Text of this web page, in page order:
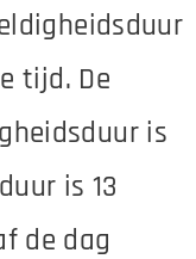
tijd. De
is
is 13
de dag